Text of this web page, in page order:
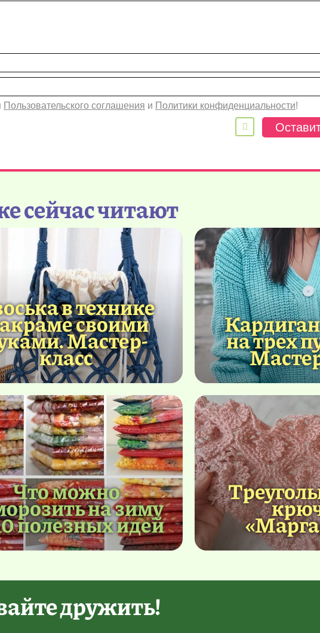
Пользовательского соглашения и Политики конфиденциальности!
сейчас читают
в технике
своими
Мастер-
класс
на трех
Что можно
на зиму
полезных идей
дружить!